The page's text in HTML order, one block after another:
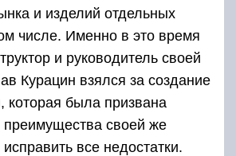
и изделий отдельных
числе. Именно в это время
и руководитель своей
Курацин взялся за создание
которая была призвана
преимущества своей же
исправить все недостатки.